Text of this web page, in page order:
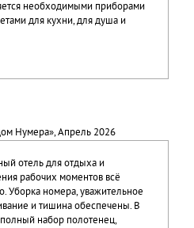
необходимыми приборами
для кухни, для душа и
Нумера», Апрель 2026
отель для отдыха и
рабочих моментов всё
Уборка номера, уважительное
и тишина обеспечены. В
набор полотенец,